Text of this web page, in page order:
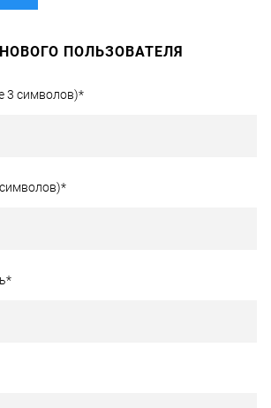
ПОЛЬЗОВАТЕЛЯ
3 символов)*
*
*